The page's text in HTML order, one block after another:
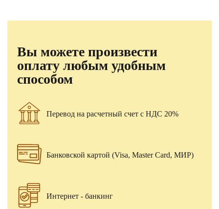
Вы можете произвести
оплату любым удобным
способом
Перевод на расчетный счет с НДС 20%
Банковской картой (Visa, Master Card, МИР)
Интернет - банкинг